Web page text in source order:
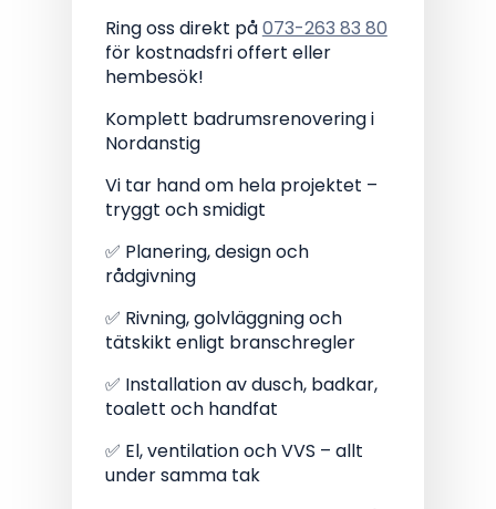
Ring oss direkt på073-263 83 80
för kostnadsfri offert eller
hembesök!
Komplett badrumsrenovering i
Nordanstig
Vi tar hand om hela projektet –
tryggt och smidigt
✅ Planering, design och
rådgivning
✅ Rivning, golvläggning och
tätskikt enligt branschregler
✅ Installation av dusch, badkar,
toalett och handfat
✅ El, ventilation och VVS – allt
under samma tak